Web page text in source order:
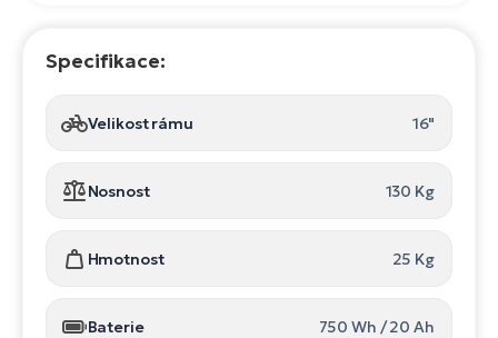
Specifikace:
Velikost rámu 16"
Nosnost 130 Kg
Hmotnost 25 Kg
Baterie 750 Wh / 20 Ah